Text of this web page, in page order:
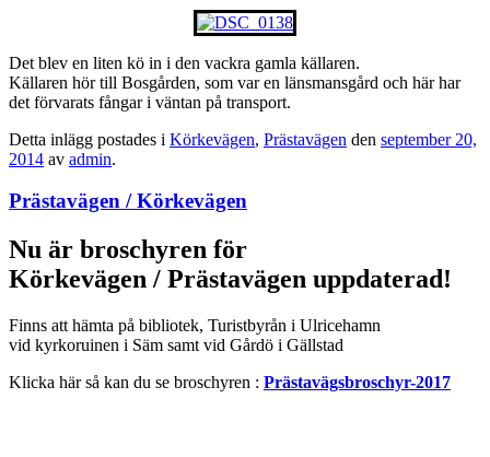
Det blev en liten kö in i den vackra gamla källaren.
Källaren hör till Bosgården, som var en länsmansgård och här har
det förvarats fångar i väntan på transport.
Detta inlägg postades i Körkevägen, Prästavägen den september 20,
2014 av admin.
Prästavägen / Körkevägen
Nu är broschyren för
Körkevägen / Prästavägen uppdaterad!
Finns att hämta på bibliotek, Turistbyrån i Ulricehamn
vid kyrkoruinen i Säm samt vid Gårdö i Gällstad
Klicka här så kan du se broschyren : Prästavägsbroschyr-2017